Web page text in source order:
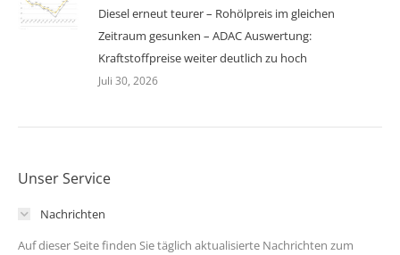
Diesel erneut teurer – Rohölpreis im gleichen
Zeitraum gesunken – ADAC Auswertung:
Kraftstoffpreise weiter deutlich zu hoch
Juli 30, 2026
Unser Service
Nachrichten
Auf dieser Seite finden Sie täglich aktualisierte Nachrichten zum